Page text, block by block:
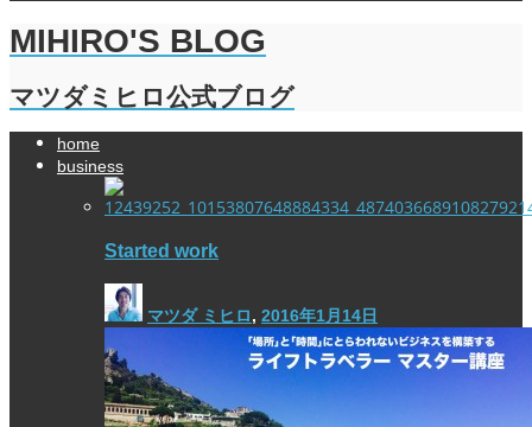
MIHIRO'S BLOG
マツダミヒロ公式ブログ
home
business
Started work
マツダ ミヒロ, 2016年1月14日